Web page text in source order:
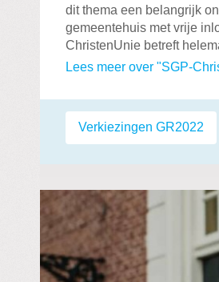
dit thema een belangrijk
gemeentehuis met vrije
ChristenUnie betreft
Lees meer over "SGP-
Labels:
Verkiezingen GR2022